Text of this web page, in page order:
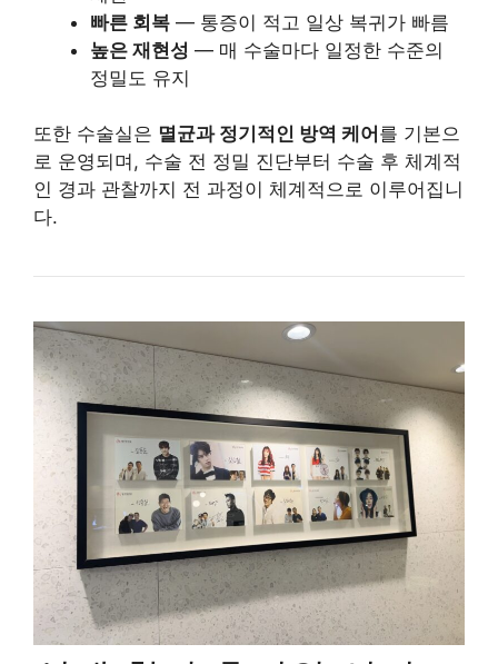
빠른 회복 — 통증이 적고 일상 복귀가 빠름
높은 재현성 — 매 수술마다 일정한 수준의
정밀도 유지
또한 수술실은 멸균과 정기적인 방역 케어 를 기본으
로 운영되며, 수술 전 정밀 진단부터 수술 후 체계적
인 경과 관찰까지 전 과정이 체계적으로 이루어집니
다.